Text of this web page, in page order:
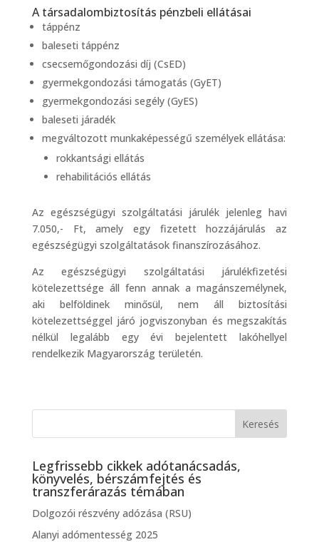
A társadalombiztosítás pénzbeli ellátásai
táppénz
baleseti táppénz
csecsemőgondozási díj (CsED)
gyermekgondozási támogatás (GyET)
gyermekgondozási segély (GyES)
baleseti járadék
megváltozott munkaképességű személyek ellátása:
rokkantsági ellátás
rehabilitációs ellátás
Az egészségügyi szolgáltatási járulék jelenleg havi
7.050,- Ft, amely egy fizetett hozzájárulás az
egészségügyi szolgáltatások finanszírozásához.
Az egészségügyi szolgáltatási járulékfizetési
kötelezettsége áll fenn annak a magánszemélynek,
aki belföldinek minősül, nem áll biztosítási
kötelezettséggel járó jogviszonyban és megszakítás
nélkül legalább egy évi bejelentett lakóhellyel
rendelkezik Magyarország területén.
Legfrissebb cikkek adótanácsadás,
könyvelés, bérszámfejtés és
transzferárazás témában
Dolgozói részvény adózása (RSU)
Alanyi adómentesség 2025